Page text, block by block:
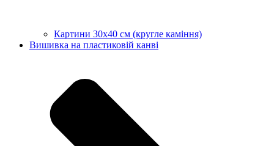
Картини 30х40 см (кругле каміння)
Вишивка на пластиковій канві